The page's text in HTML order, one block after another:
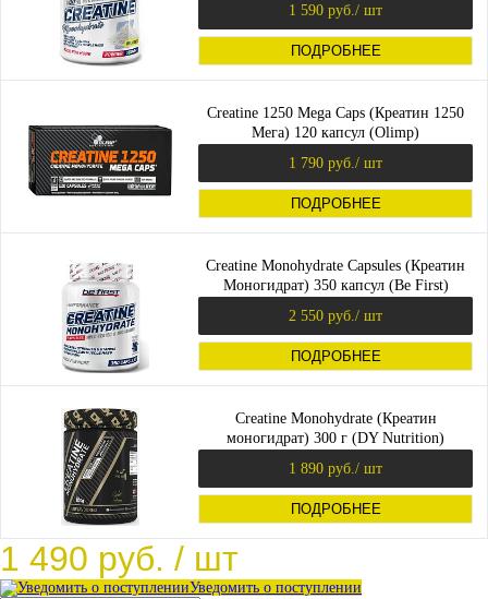
1 590 руб. / шт
ПОДРОБНЕЕ
Creatine 1250 Mega Caps (Креатин 1250
Мега) 120 капсул (Olimp)
1 790 руб. / шт
ПОДРОБНЕЕ
Creatine Monohydrate Capsules (Креатин
Моногидрат) 350 капсул (Be First)
2 550 руб. / шт
ПОДРОБНЕЕ
Creatine Monohydrate (Креатин
моногидрат) 300 г (DY Nutrition)
1 890 руб. / шт
ПОДРОБНЕЕ
1 490 руб. / шт
Уведомить о поступлении